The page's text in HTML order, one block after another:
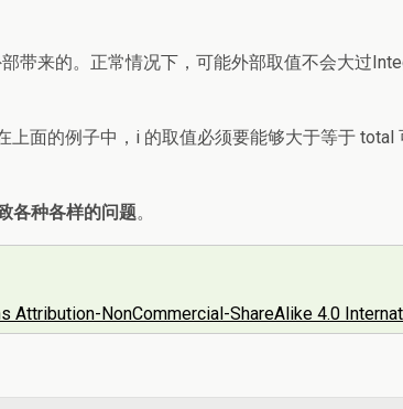
带来的。正常情况下，可能外部取值不会大过
上面的例子中，i 的取值必须要能够大于等于 total
各种各样的问题。
Attribution-NonCommercial-ShareAlike 4.0